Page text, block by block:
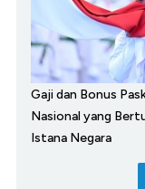
Gaji dan Bonus
Nasional yang
Istana Negara